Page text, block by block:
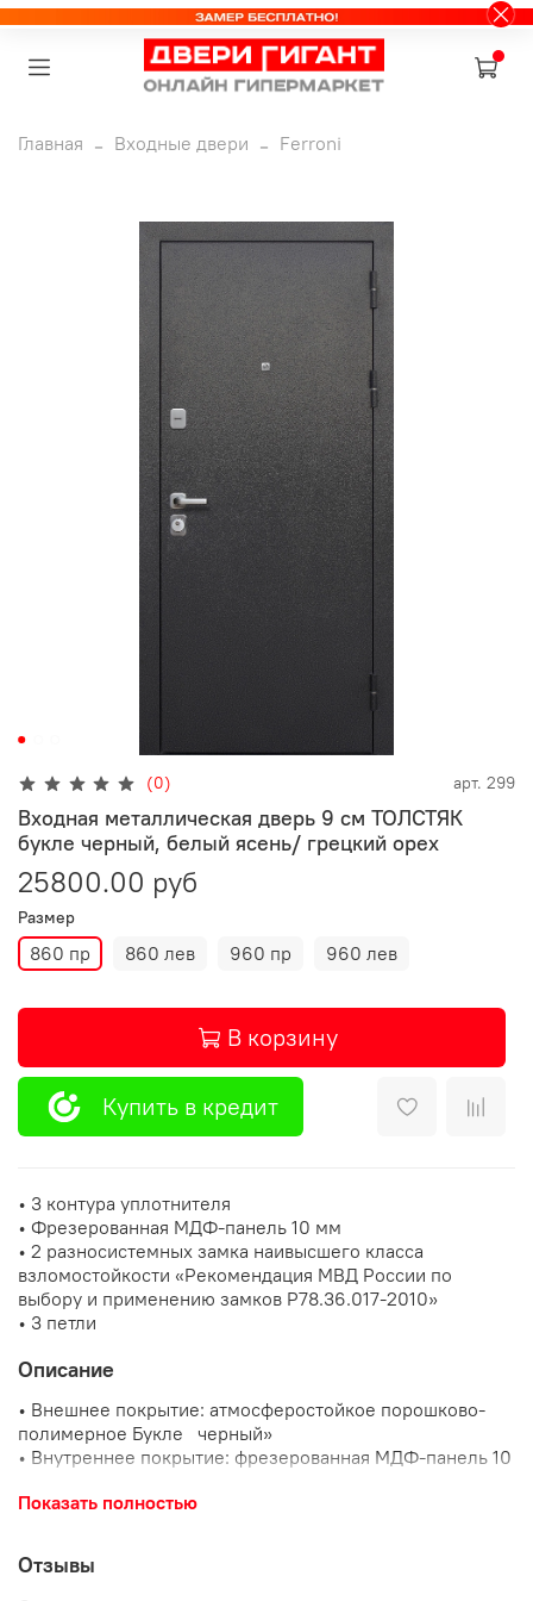
Главная Входные двери Ferroni
(0) арт. 299
Входная металлическая дверь 9 см ТОЛСТЯК
букле черный, белый ясень/ грецкий орех
25800.00 руб
Размер
860 пр 860 лев 960 пр 960 лев
В корзину
Купить в кредит
• 3 контура уплотнителя
• Фрезерованная МДФ-панель 10 мм
• 2 разносистемных замка наивысшего класса
взломостойкости «Рекомендация МВД России по
выбору и применению замков Р78.36.017-2010»
• 3 петли
Описание
• Внешнее покрытие: атмосферостойкое порошково-
полимерное Букле черный»
• Внутреннее покрытие: фрезерованная МДФ-панель 10
• Толщина дверного полотна: 90 мм
• Наполнитель: пенополистирол
• Уплотнитель: 3 контура уплотнителя из вспененной
Показать полностью
Отзывы